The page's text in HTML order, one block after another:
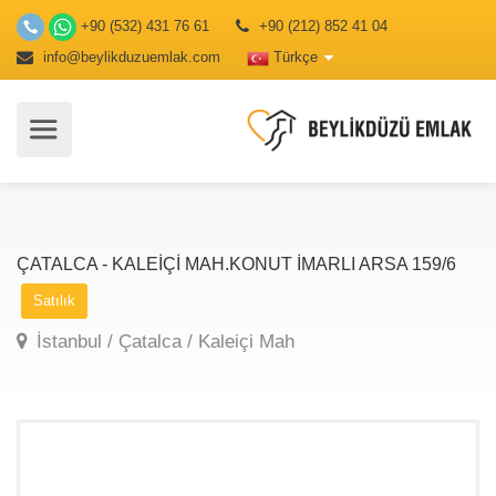
+90 (532) 431 76 61
+90 (212) 852 41 04
info@beylikduzuemlak.com
Türkçe
ÇATALCA - KALEİÇİ MAH.KONUT İMARLI ARSA 159/6
Satılık
İstanbul / Çatalca / Kaleiçi Mah